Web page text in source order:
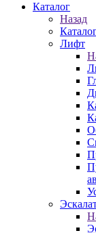
Каталог
Назад
Лифт